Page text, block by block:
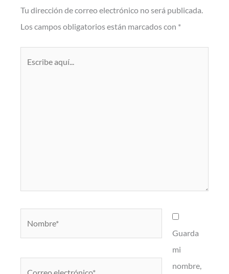
Tu dirección de correo electrónico no será publicada.
Los campos obligatorios están marcados con *
Guarda
mi
nombre,